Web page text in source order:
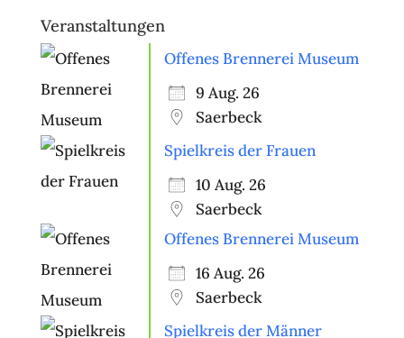
Veranstaltungen
Offenes Brennerei Museum
9 Aug. 26
Saerbeck
Spielkreis der Frauen
10 Aug. 26
Saerbeck
Offenes Brennerei Museum
16 Aug. 26
Saerbeck
Spielkreis der Männer